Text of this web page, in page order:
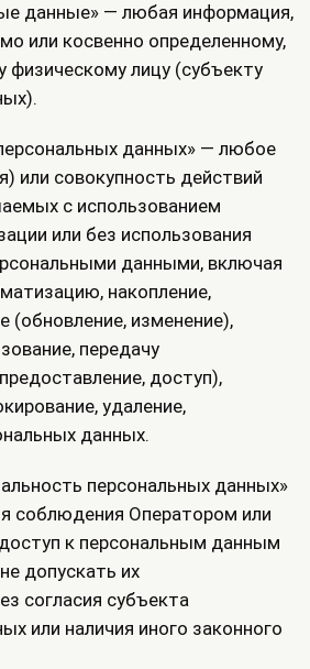
данные» — любая информация,
или косвенно определенному,
физическому лицу (субъекту
данных» — любое
или совокупность действий
с использованием
или без использования
данными, включая
накопление,
(обновление, изменение),
передачу
доступ),
удаление,
данных.
персональных данных»
соблюдения Оператором или
к персональным данным
допускать их
согласия субъекта
или наличия иного законного